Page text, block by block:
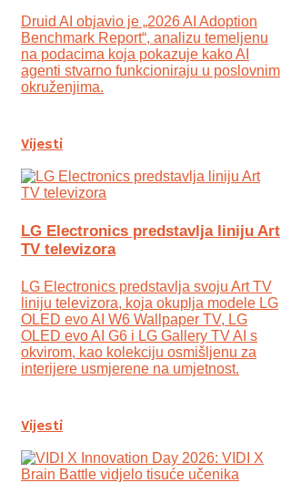
Druid AI objavio je „2026 AI Adoption
Benchmark Report“, analizu temeljenu
na podacima koja pokazuje kako AI
agenti stvarno funkcioniraju u poslovnim
okruženjima.
Vijesti
LG Electronics predstavlja liniju Art
TV televizora
LG Electronics predstavlja svoju Art TV
liniju televizora, koja okuplja modele LG
OLED evo AI W6 Wallpaper TV, LG
OLED evo AI G6 i LG Gallery TV AI s
okvirom, kao kolekciju osmišljenu za
interijere usmjerene na umjetnost.
Vijesti